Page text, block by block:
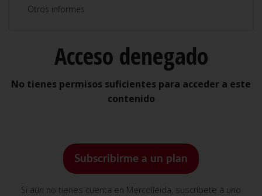
Otros informes
Acceso denegado
No tienes permisos suficientes para acceder a este
contenido
Subscribirme a un plan
Si aún no tienes cuenta en Mercolleida, suscríbete a uno